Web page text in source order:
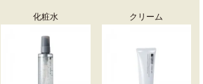
化粧水 クリーム